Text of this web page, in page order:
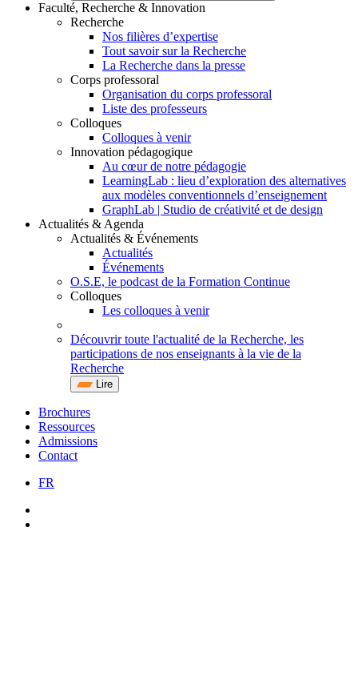
Faculté, Recherche & Innovation
Recherche
Nos filières d’expertise
Tout savoir sur la Recherche
La Recherche dans la presse
Corps professoral
Organisation du corps professoral
Liste des professeurs
Colloques
Colloques à venir
Innovation pédagogique
Au cœur de notre pédagogie
LearningLab : lieu d’exploration des alternatives
aux modèles conventionnels d’enseignement
GraphLab | Studio de créativité et de design
Actualités & Agenda
Actualités & Événements
Actualités
Événements
O.S.E, le podcast de la Formation Continue
Colloques
Les colloques à venir
Découvrir toute l'actualité de la Recherche, les
participations de nos enseignants à la vie de la
Recherche
Lire
Brochures
Ressources
Admissions
Contact
FR